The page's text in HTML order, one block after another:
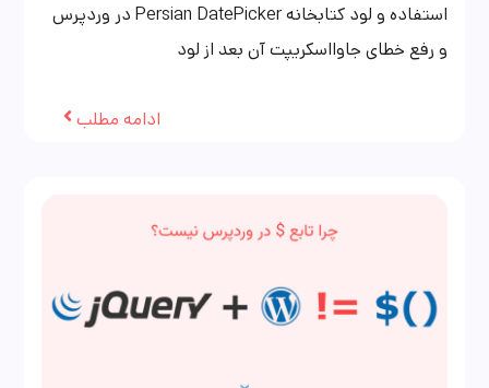
استفاده و لود کتابخانه Persian DatePicker در وردپرس
و رفع خطای جاوااسکریپت آن بعد از لود
ادامه مطلب